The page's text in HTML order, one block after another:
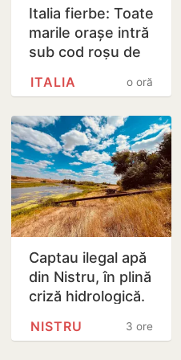
Italia fierbe: Toate
marile orașe intră
sub cod roșu de
o oră
ITALIA
Captau ilegal apă
din Nistru, în plină
criză hidrologică.
Criuleni, amendați
3 ore
NISTRU